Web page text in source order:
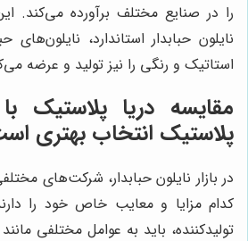
را در صنایع مختلف برآورده می‌کند.
نایلون حبابدار استاندارد، نایلون‌های
استاتیک و رنگی را نیز تولید و عرضه
مقایسه دریا پلاستیک
پلاستیک انتخاب بهتری
در بازار نایلون حبابدار، شرکت‌های
کدام مزایا و معایب خاص خود را
تولیدکننده، باید به عوامل مختلفی